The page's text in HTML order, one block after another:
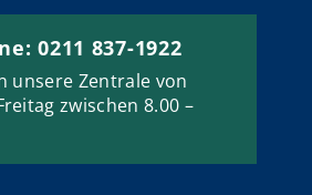
0211 837-1922
unsere Zentrale von
zwischen 8.00 –